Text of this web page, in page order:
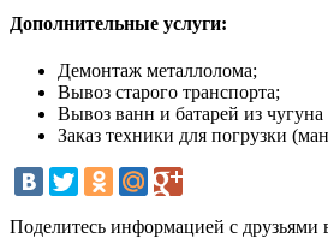
Дополнительные услуги:
Демонтаж металлолома;
Вывоз старого транспорта;
Вывоз ванн и батарей из
Заказ техники для погрузки
Поделитесь информацией с друзьями